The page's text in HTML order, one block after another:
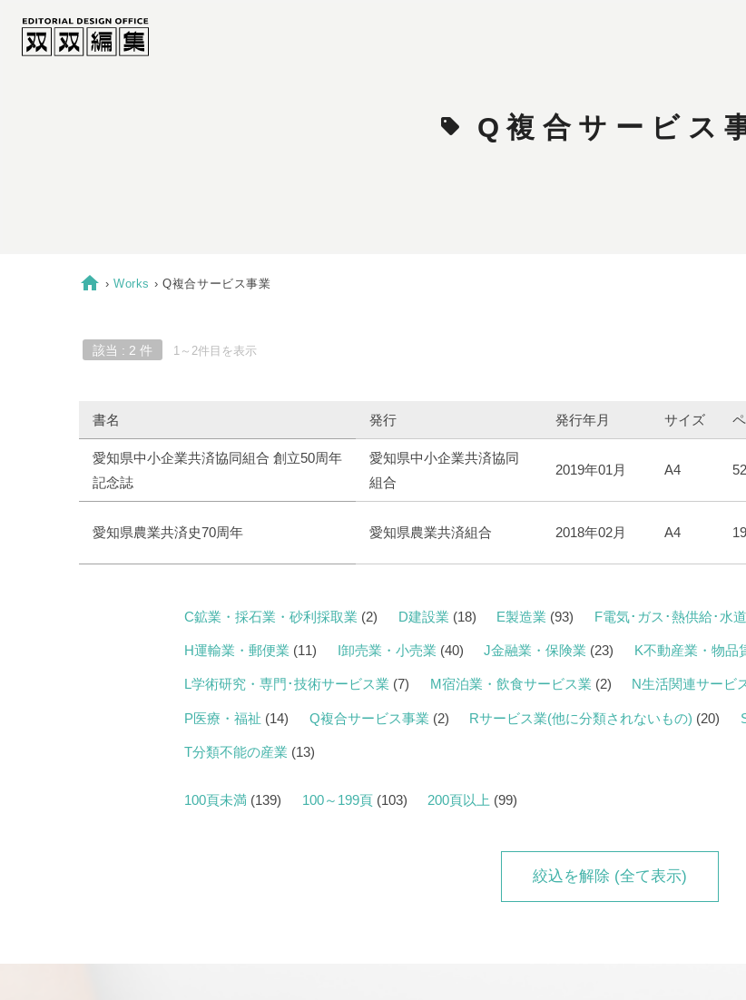
sell Q複合サービス
home › Works ›Q複合サービス事業
該当 : 2 件 1～2件目を表示
書名 発行 発行年月 サイズ
愛知県中小企業共済協同組合 創立50周年
記念誌
愛知県中小企業共済協同
組合
2019年01月 A4 52
愛知県農業共済史70周年 愛知県農業共済組合 2018年02月 A4
C鉱業・採石業・砂利採取業 (2) D建設業 (18) E製造業 (93) F電気･ガス･熱供給･水
H運輸業・郵便業 (11) I卸売業・小売業 (40) J金融業・保険業 (23) K不動産業・物品
L学術研究・専門･技術サービス業 (7) M宿泊業・飲食サービス業 (2) N生活関連サービ
P医療・福祉 (14) Q複合サービス事業 (2) Rサービス業(他に分類されないもの) (20)
T分類不能の産業 (13)
100頁未満(139) 100～199頁(103) 200頁以上 (99)
絞込を解除 (全て表示)